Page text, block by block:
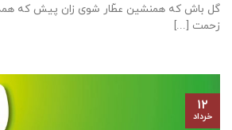
گل باش که همنشین عطّار شوی زان پیش که
زحمت [...]
۱۲
خرداد